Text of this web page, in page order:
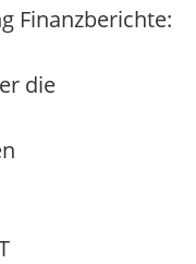
Finanzberichte:
die